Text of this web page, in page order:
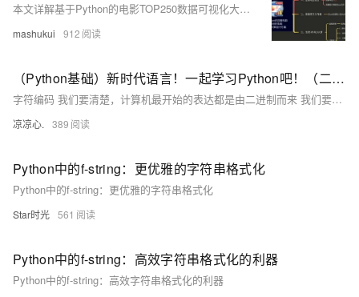
本文详解基于Python的电影TOP250数据可视化大屏开发全流程，涵盖爬虫、数据存储、分析及可视化。使用requests+BeautifulSoup爬取数据，pandas存入MySQL，pyecharts实现柱状图、饼图、词云图、散点图等多种图表，并通过Page组件拖拽布局组合成大屏，支持多种主题切换，附完整源码与视频讲解。
mashukui 912
（Python基础）新时代语言！一起学习Python吧！（二）：字符编码由来；Python字符串、字符串格式化；list集合和tuple元组区别
字符编码 我们要清楚，计算机最开始的表达都是由二进制而来 我们要想通过二进制来表示我们熟知的字符看看以下的变化 例如： 1 的二进制编码为 0000 0001 我们通过A这个字符，让其在计算机内部存储（现如今，A 字符在地址通常表示为65） 现在拿A举例： 在计算机内部 A字符，它本身表示为 65这个数，在计算机底层会转为二进制码 也意味着A字符在底层表示为 1000001 通过这样的字符表示进行转换，逐步发展为拥有127个字符的编码存储到计算机中，这个编码表也被称为ASCII编码。 但随时代变迁，ASCII编码逐渐暴露短板，全球有上百种语言，光是ASCII编码并不能够满足需求
凉凉心. 389
Python中的f-string：更优雅的字符串格式化
Python中的f-string：更优雅的字符串格式化
Star时光 561
Python中的f-string：高效字符串格式化的利器
Python中的f-string：高效字符串格式化的利器